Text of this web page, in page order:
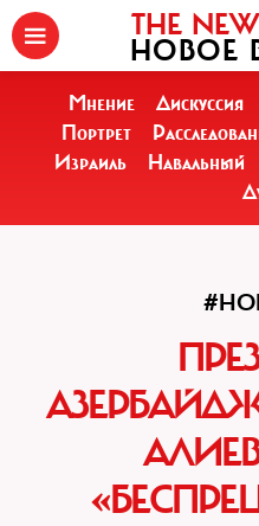
THE
НОВОЕ
Мнение Дискуссия
Портрет
Израиль
Навальный